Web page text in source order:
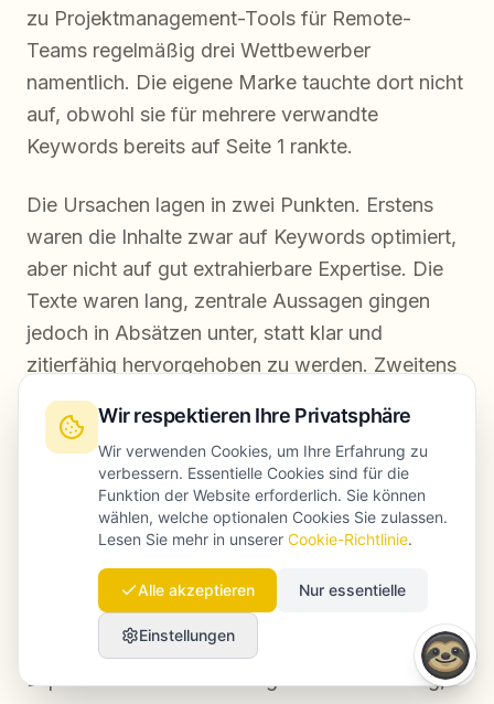
zu Projektmanagement-Tools für Remote-
Teams regelmäßig drei Wettbewerber
namentlich. Die eigene Marke tauchte dort nicht
auf, obwohl sie für mehrere verwandte
Keywords bereits auf Seite 1 rankte.
Die Ursachen lagen in zwei Punkten. Erstens
waren die Inhalte zwar auf Keywords optimiert,
aber nicht auf gut extrahierbare Expertise. Die
Texte waren lang, zentrale Aussagen gingen
jedoch in Absätzen unter, statt klar und
zitierfähig hervorgehoben zu werden. Zweitens
fehlte es an Drittquellen-Autorität. Nur wenige
relevante Fachpublikationen hatten das
Unternehmen erwähnt, wodurch AI-Systeme
kaum bestätigende Signale aus mehreren
vertrauenswürdigen Quellen erhielten.
Über einen Zeitraum von sechs Monaten
strukturierte das Unternehmen die wichtigsten
Seiten um, stellte Definitionen und
Expertenzusammenfassungen an den Anfang,
Wir respektieren Ihre Privatsphäre
Wir verwenden Cookies, um Ihre Erfahrung zu
verbessern. Essentielle Cookies sind für die
Funktion der Website erforderlich. Sie können
wählen, welche optionalen Cookies Sie zulassen.
Lesen Sie mehr in unserer Cookie-Richtlinie.
Alle akzeptieren Nur essentielle
Einstellungen